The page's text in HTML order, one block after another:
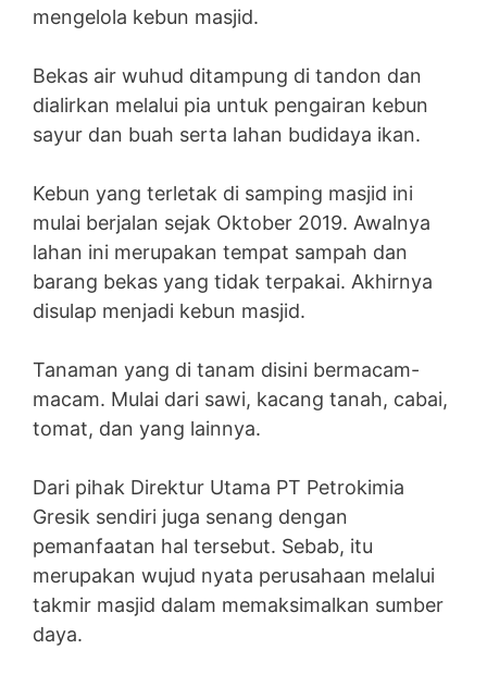
mengelola kebun masjid.
Bekas air wuhud ditampung di tandon dan
dialirkan melalui pia untuk pengairan kebun
sayur dan buah serta lahan budidaya ikan.
Kebun yang terletak di samping masjid ini
mulai berjalan sejak Oktober 2019. Awalnya
lahan ini merupakan tempat sampah dan
barang bekas yang tidak terpakai. Akhirnya
disulap menjadi kebun masjid.
Tanaman yang di tanam disini bermacam-
macam. Mulai dari sawi, kacang tanah, cabai,
tomat, dan yang lainnya.
Dari pihak Direktur Utama PT Petrokimia
Gresik sendiri juga senang dengan
pemanfaatan hal tersebut. Sebab, itu
merupakan wujud nyata perusahaan melalui
takmir masjid dalam memaksimalkan sumber
daya.